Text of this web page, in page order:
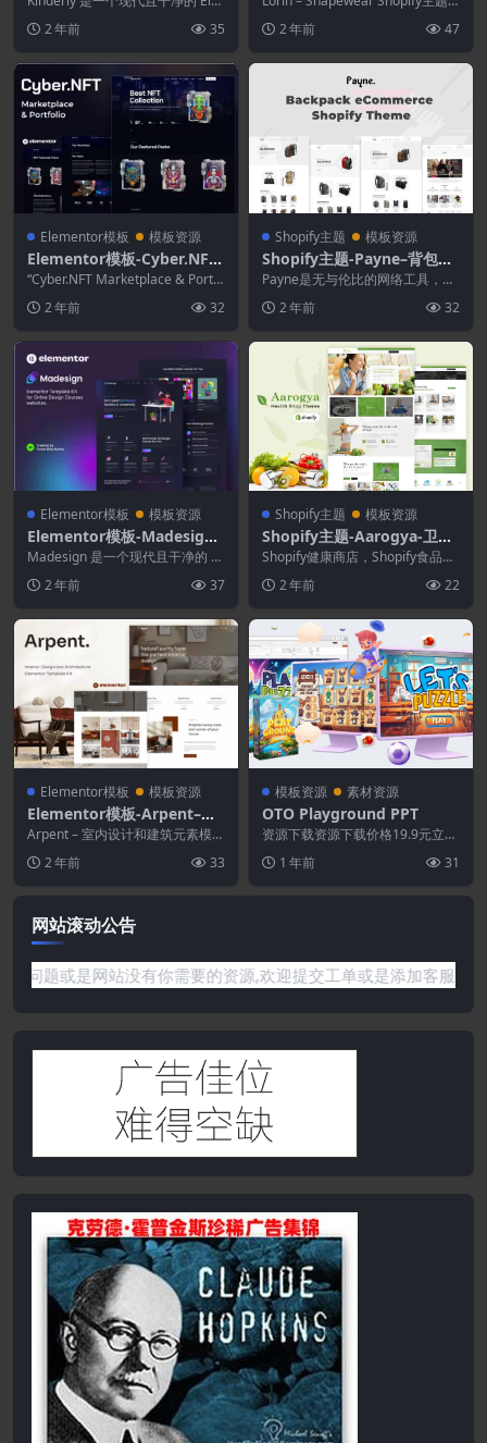
ntor模板套件
疗...2 年前 35 2 年前 47
Elementor模板 模板资源
Elementor模板-Cyber​​.NFT
市场和投资组合Elementor
模板工具包
“Cyber​​.NFT Marketplace & Portf
2 年前 32
Shopify主题 模板资源
Shopify主题-Payne–背包电
子商务Shopify主题
Payne是无与伦比的网络工具，可
美的电子商务网站...
2 年前 32
Elementor模板 模板资源
Elementor模板-Madesign–
在线设计课程Elementor模
板套件
Madesign 是一个现代且干净的 El
那...2 年前 37
Shopify主题 模板资源
Shopify主题-Aarogya-卫生
保健商店Shopify主题
Shopify健康商店，Shopify食品商
2 年前 22
Elementor模板 模板资源
Elementor模板-Arpent–室
内设计和建筑元素模板套件
Arpent – 室内设计和建筑元素模板
住宅设计、...
2 年前 33
模板资源 素材资源
OTO Playground PPT
资源下载资源下载价格19.9元立即
1 年前 31
网站滚动公告
遇到任何问题或是网站没有你需要的资源,欢迎提交工单或是添